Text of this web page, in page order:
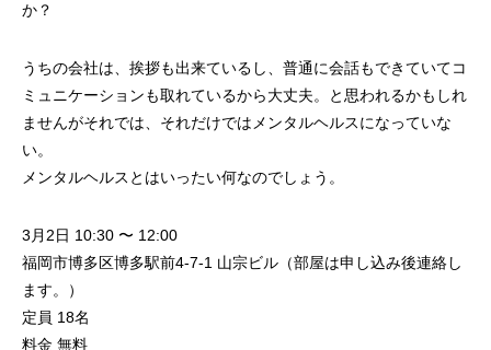
か？
うちの会社は、挨拶も出来ているし、普通に会話もできていてコ
ミュニケーションも取れているから大丈夫。と思われるかもしれ
ませんがそれでは、それだけではメンタルヘルスになっていな
い。
メンタルヘルスとはいったい何なのでしょう。
3月2日 10:30 〜 12:00
福岡市博多区博多駅前4-7-1 山宗ビル（部屋は申し込み後連絡し
ます。）
定員 18名
料金 無料